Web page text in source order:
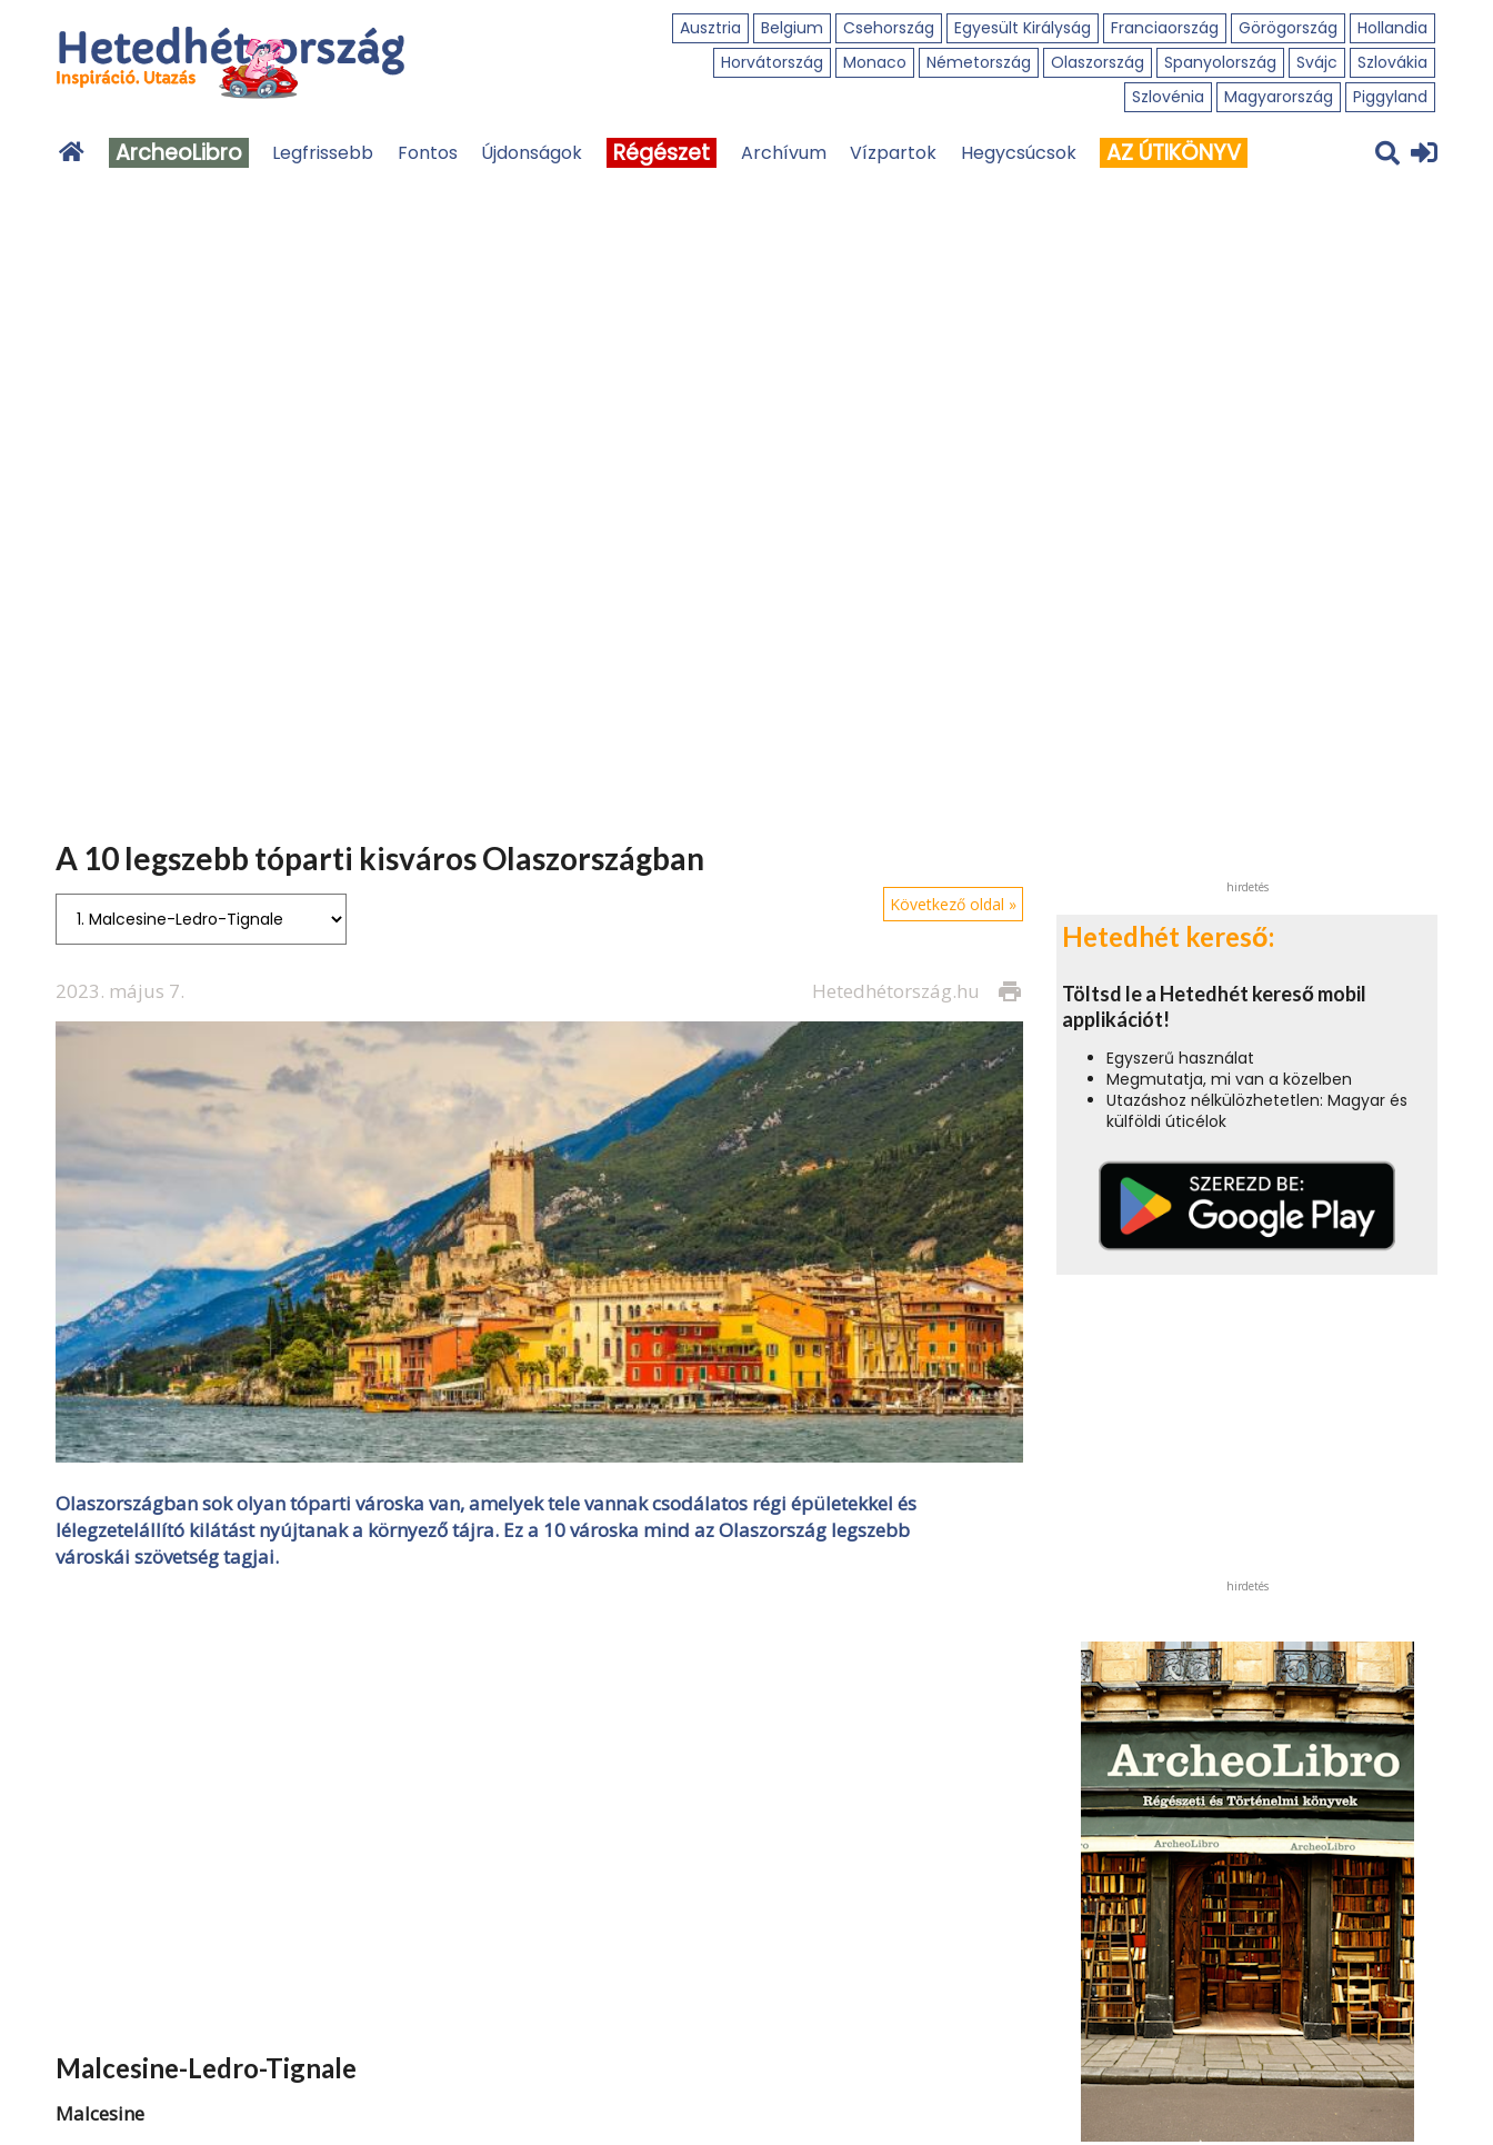
Ausztria Belgium Csehország Egyesült Királyság Franciaország Görögország
Hollandia
Horvátország
Monaco Németország Olaszország Spanyolország Svájc
Szlovákia
Szlovénia
Magyarország Piggyland
ArcheoLibro Legfrissebb Fontos Újdonságok Régészet Archívum Vízpartok Hegycsúcsok AZ ÚTIKÖNYV
A 10 legszebb tóparti kisváros Olaszországban
Következő oldal »
2023. május 7. print
Hetedhétország.hu
Olaszországban sok olyan tóparti városka van, amelyek tele vannak csodálatos régi épületekkel és
lélegzetelállító kilátást nyújtanak a környező tájra. Ez a 10 városka mind az Olaszország legszebb
városkái szövetség tagjai.
Malcesine-Ledro-Tignale
Malcesine
hirdetés
Hetedhét kereső:
Töltsd le a Hetedhét kereső mobil
applikációt!
Egyszerű használat
Megmutatja, mi van a közelben
Utazáshoz nélkülözhetetlen: Magyar és
külföldi úticélok
hirdetés